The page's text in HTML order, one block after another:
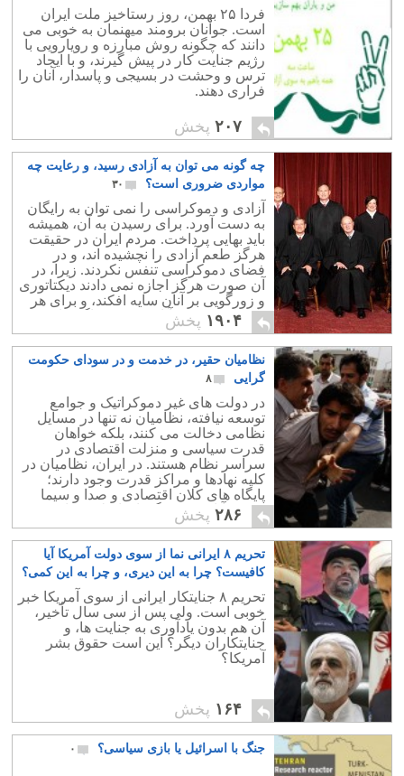
عزیزمان فردا ۲۵ بهمن، روز رستاخیز ملت ایران
است. جوانان برومند میهنمان به خوبی می
دانند که چگونه روش مبارزه و رویارویی با
رژیم جنایت کار در پیش گیرند، و با ایجاد
ترس و وحشت در بسیجی و پاسدار، آنان را
فراری دهند.
۲۰۷ پخش
چه گونه می توان به آزادی رسید، و رعایت چه
مواردی ضروری است؟
۳۰
آزادی و دموکراسی را نمی توان به رایگان
به دست آورد. برای رسیدن به آن، همیشه
باید بهایی پرداخت. مردم ایران در حقیقت
هرگز طعم آزادی را نچشیده اند، و در
فضای دموکراسی تنفس نکردند. زیرا، در
آن صورت هرگز اجازه نمی دادند دیکتاتوری
و زورگویی بر آنان سایه افکند، و برای هر
تلاش و کوشش آنان، دست وپاگیر باشد.
۱۹۰۴ پخش
نظامیان حقیر، در خدمت و در سودای حکومت
گرایی
۸
در دولت های غیر دموکراتیک و جوامع
توسعه نیافته، نظامیان نه تنها در مسایل
نظامی دخالت می کنند، بلکه خواهان
قدرت سیاسی و منزلت اقتصادی در
سراسر نظام هستند. در ایران، نظامیان در
کلیه نهادها و مراکز قدرت وجود دارند؛
پایگاه های کلان اقتصادی و صدا و سیما
حضور آنان صحنه گردان اصلی سیاست
کشور فقاهت زده است.
۲۸۶ پخش
تحریم ۸ ایرانی نما از سوی دولت آمریکا آیا
کافیست؟ چرا به این دیری، و چرا به این کمی؟
تحریم ۸ جنایتکار ایرانی از سوی آمریکا خبر
خوبی است. ولی پس از سی سال تأخیر،
آن هم بدون یادآوری به جنایت ها، و
جنایتکاران دیگر؟ این است حقوق بشر
آمریکا؟
۱۶۴ پخش
جنگ با اسرائیل یا بازی سیاسی؟ ۰